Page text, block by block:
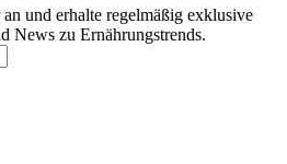
und erhalte regelmäßig exklusive
News zu Ernährungstrends.